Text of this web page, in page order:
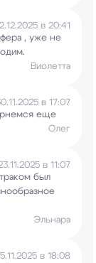
в 20:41
, уже не
Виолетта
в 17:07
еще
Олег
в 11:07
был
Эльнара
в 18:08